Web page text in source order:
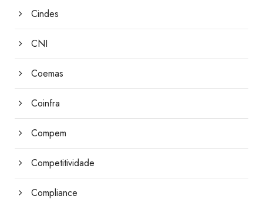
Cindes
CNI
Coemas
Coinfra
Compem
Competitividade
Compliance